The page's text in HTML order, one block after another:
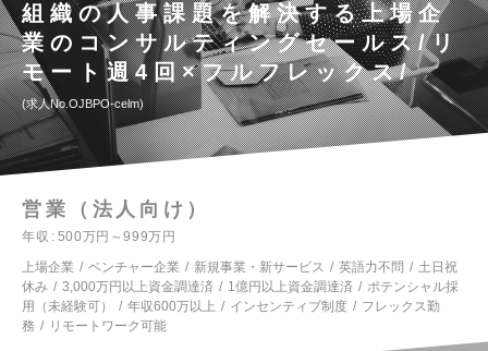
組織の人事課題を解決する上場企
業のコンサルティングセールス/リ
モート週4回×フルフレックス/
求人No.OJBPO-celm
営業（法人向け）
年収
500万円～999万円
上場企業
ベンチャー企業 新規事業・新サービス 英語力不問
土日祝
休み
3,000万円以上資金調達済 1億円以上資金調達済
ポテンシャル採
用（未経験可）
年収600万以上 インセンティブ制度
フレックス勤
務
リモートワーク可能